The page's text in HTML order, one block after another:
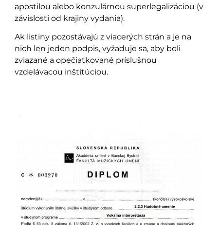
apostilou alebo konzulárnou superlegalizáciou (v
závislosti od krajiny vydania).
Ak listiny pozostávajú z viacerých strán a je na
nich len jeden podpis, vyžaduje sa, aby boli
zviazané a opečiatkované príslušnou
vzdelávacou inštitúciou.